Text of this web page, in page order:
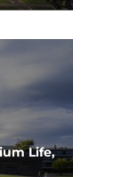
Life,